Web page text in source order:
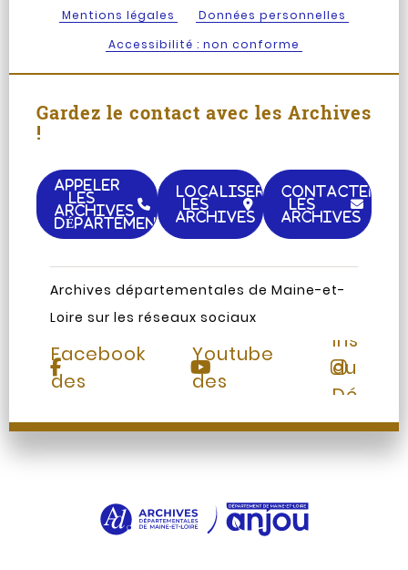
Mentions légales
Données personnelles
Accessibilité : non conforme
Gardez le contact avec les Archives
!
APPELER
LES
ARCHIVES
DÉPARTEMENTALES
LOCALISER
LES
ARCHIVES
CONTACTER
LES
ARCHIVES
Archives départementales de Maine-et-
Loire sur les réseaux sociaux
Page
Facebook
des
Chaine
Youtube
des
du